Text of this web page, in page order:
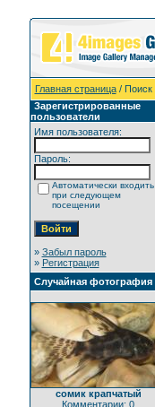
Главная страница/ Поиск
Зарегистрированные
пользователи
Имя пользователя:
Пароль:
Автоматически входить
при следующем
посещении
» Забыл пароль
» Регистрация
Случайная фотография
сомик крапчатый
Комментарии: 0